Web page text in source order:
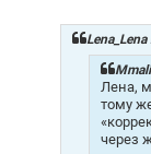
Лена,
тому
через